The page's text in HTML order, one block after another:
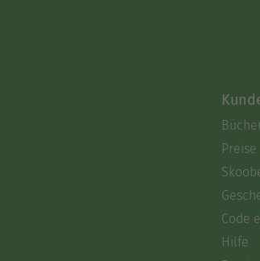
Preise
Code
Hilfe